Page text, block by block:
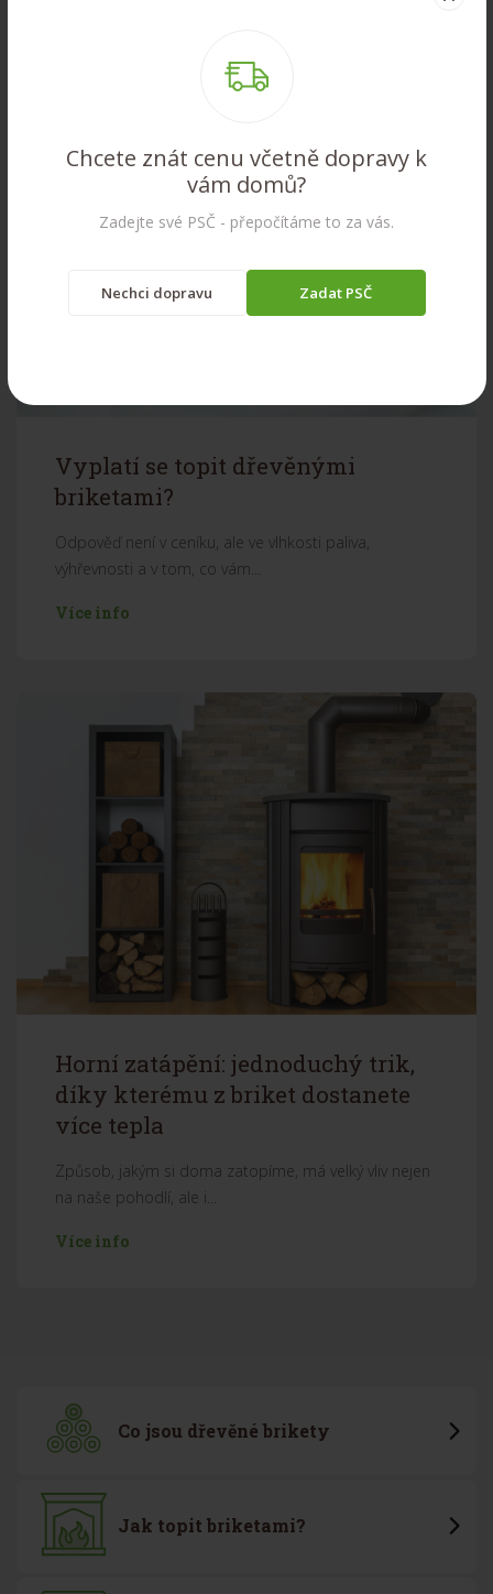
Chcete znát cenu včetně dopravy k
vám domů?
Zadejte své PSČ - přepočítáme to za vás.
Nechci dopravu Zadat PSČ
Vyplatí se topit dřevěnými
briketami?
Odpověď není v ceníku, ale ve vlhkosti paliva,
výhřevnosti a v tom, co vám...
Více info
Horní zatápění: jednoduchý trik,
díky kterému z briket dostanete
více tepla
Způsob, jakým si doma zatopíme, má velký vliv nejen
na naše pohodlí, ale i...
Více info
Co jsou dřevěné brikety
Jak topit briketami?